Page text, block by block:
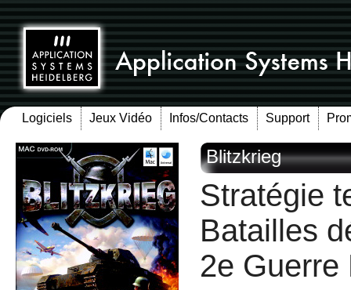
Logiciels Jeux Vidéo Infos/Contacts Support
Blitzkrieg
Stratégie
Batailles
2e Guerre